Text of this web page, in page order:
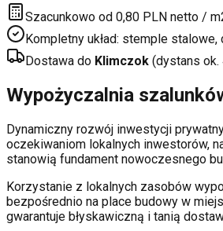
Szacunkowo od 0,80 PLN netto /
Kompletny układ: stemple
Dostawa do Klimczok (dystans ok.
Wypożyczalnia
Dynamiczny rozwój inwestycji
oczekiwaniom lokalnych inwestorów,
stanowią fundament nowoczesnego
Korzystanie z lokalnych zasobów
bezpośrednio na place budowy w
gwarantuje błyskawiczną i tanią